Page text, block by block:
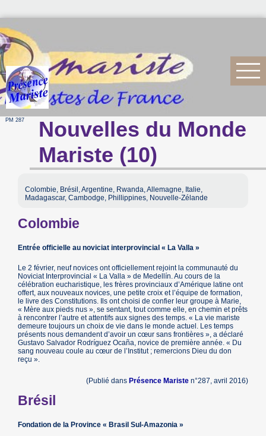
PM 287
Nouvelles du Monde
Mariste (10)
Colombie, Brésil, Argentine, Rwanda, Allemagne, Italie,
Madagascar, Cambodge, Phillippines, Nouvelle-Zélande
Colombie
Entrée officielle au noviciat interprovincial « La Valla »
Le 2 février, neuf novices ont officiellement rejoint la communauté du
Noviciat Interprovincial « La Valla » de Medellín. Au cours de la
célébration eucharistique, les frères provinciaux d’Amérique latine ont
offert, aux nouveaux novices, une petite croix et l’équipe de formation,
le livre des Constitutions. Ils ont choisi de confier leur groupe à Marie,
« Mère aux pieds nus », se sentant, tout comme elle, en chemin et prêts
à rencontrer l’autre et attentifs aux signes des temps. « La vie mariste
demeure toujours un choix de vie dans le monde actuel. Les temps
présents nous demandent d’avoir un cœur sans frontières », a déclaré
Gustavo Salvador Rodríguez Ocaña, novice de première année. « Du
sang nouveau coule au cœur de l’Institut ; remercions Dieu du don
reçu ».
(Publié dans Présence Maristen°287, avril 2016)
Brésil
Fondation de la Province « Brasil Sul-Amazonia »